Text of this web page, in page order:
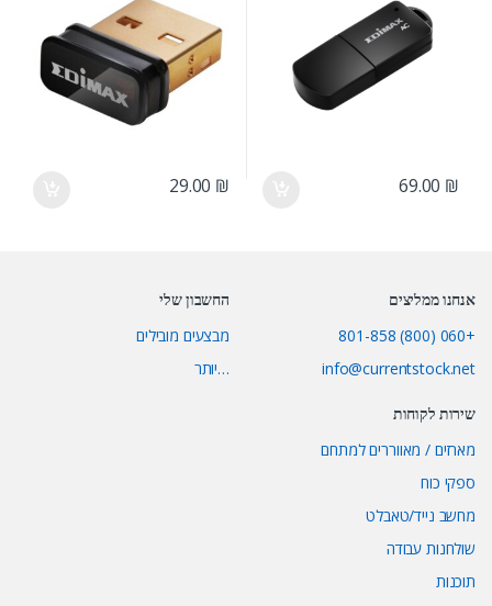
69.00 ₪
29.00 ₪
אנחנו ממליצים
+060 (800) 801-858
info@currentstock.net
החשבון שלי
מבצעים מובילים
…יותר
שירות לקוחות
מארזים / מאווררים למתחם
ספקי כוח
מחשב נייד/טאבלט
שולחנות עבודה
תוכנות